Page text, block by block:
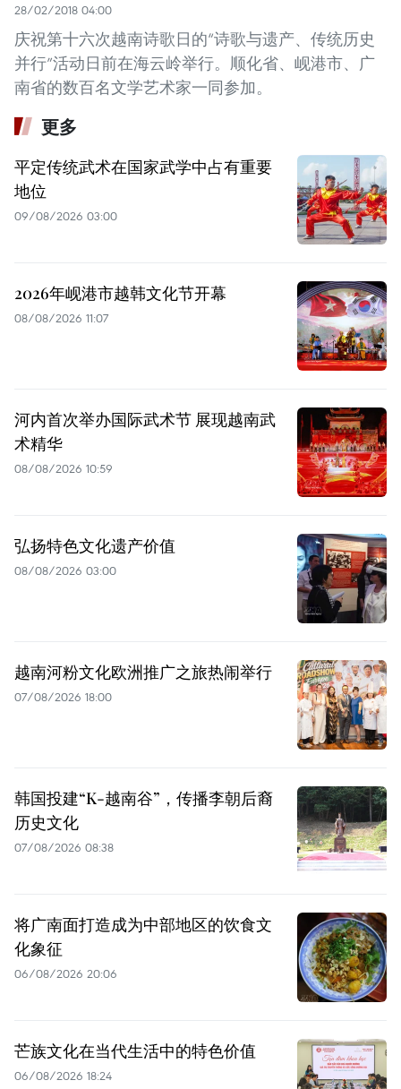
28/02/2018 04:00
庆祝第十六次越南诗歌日的“诗歌与遗产、传统历史
并行”活动日前在海云岭举行。顺化省、岘港市、广
南省的数百名文学艺术家一同参加。
更多
平定传统武术在国家武学中占有重要
地位
09/08/2026 03:00
2026年岘港市越韩文化节开幕
08/08/2026 11:07
河内首次举办国际武术节 展现越南武
术精华
08/08/2026 10:59
弘扬特色文化遗产价值
08/08/2026 03:00
越南河粉文化欧洲推广之旅热闹举行
07/08/2026 18:00
韩国投建“K-越南谷”，传播李朝后裔
历史文化
07/08/2026 08:38
将广南面打造成为中部地区的饮食文
化象征
06/08/2026 20:06
芒族文化在当代生活中的特色价值
06/08/2026 18:24